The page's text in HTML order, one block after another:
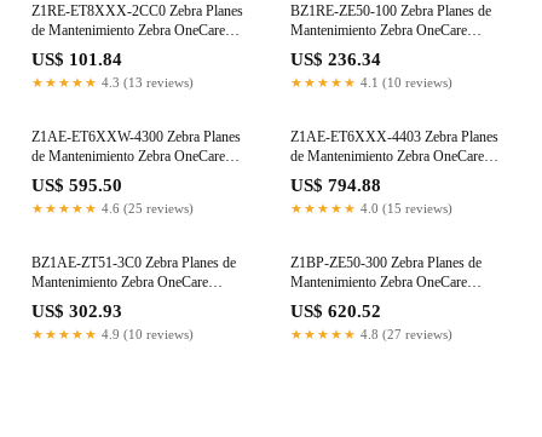
Z1RE-ET8XXX-2CC0 Zebra Planes
de Mantenimiento Zebra OneCare
Panamá
US$ 101.84
★★★★★ 4.3 (13 reviews)
BZ1RE-ZE50-100 Zebra Planes de
Mantenimiento Zebra OneCare
Panamá
US$ 236.34
★★★★★ 4.1 (10 reviews)
Z1AE-ET6XXW-4300 Zebra Planes
de Mantenimiento Zebra OneCare
Panamá
US$ 595.50
★★★★★ 4.6 (25 reviews)
Z1AE-ET6XXX-4403 Zebra Planes
de Mantenimiento Zebra OneCare
Panamá
US$ 794.88
★★★★★ 4.0 (15 reviews)
BZ1AE-ZT51-3C0 Zebra Planes de
Mantenimiento Zebra OneCare
Panamá
US$ 302.93
★★★★★ 4.9 (10 reviews)
Z1BP-ZE50-300 Zebra Planes de
Mantenimiento Zebra OneCare
Panamá
US$ 620.52
★★★★★ 4.8 (27 reviews)